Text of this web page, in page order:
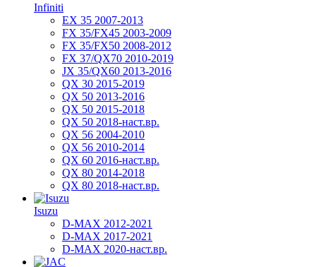
Infiniti
EX 35 2007-2013
FX 35/FX45 2003-2009
FX 35/FX50 2008-2012
FX 37/QX70 2010-2019
JX 35/QX60 2013-2016
QX 30 2015-2019
QX 50 2013-2016
QX 50 2015-2018
QX 50 2018-наст.вр.
QX 56 2004-2010
QX 56 2010-2014
QX 60 2016-наст.вр.
QX 80 2014-2018
QX 80 2018-наст.вр.
Isuzu
D-MAX 2012-2021
D-MAX 2017-2021
D-MAX 2020-наст.вр.